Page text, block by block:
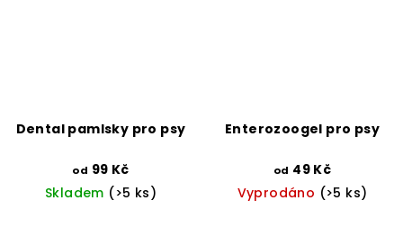
Dental pamlsky pro psy
od 99 Kč
Skladem (>5 ks)
Enterozoogel pro psy
od 49 Kč
Vyprodáno (>5 ks)